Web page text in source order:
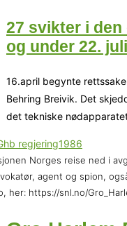
27 svikter i
og under 22.
16.april begynte
Behring Breivik. Det
det tekniske
Norges reise ned i
agent og spion,
her: https://snl.no/